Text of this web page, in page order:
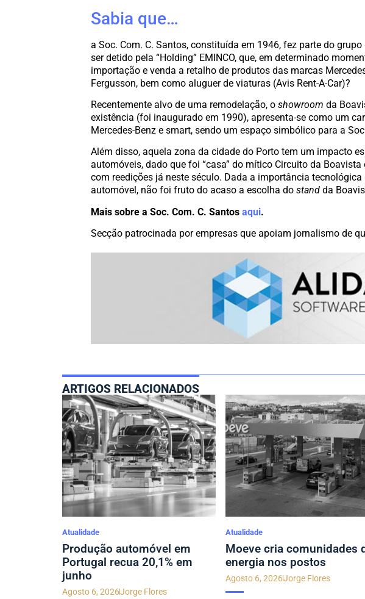
Sabia que…
a Soc. Com. C. Santos, constituída em 1946, fez parte do
ser detido pela “Holding” EMINCO, que, em determinado
importação e venda a retalho de produtos das marcas
Fergusson, bem como aluguer de viaturas (Avis Rent-A-Car)?
Recentemente alvo de uma remodelação, oshowroom da
existência (foi inaugurado em 1990), apresenta-se como um
Mercedes-Benz e smart, sendo um espaço simbólico para a
Além disso, aquela zona da cidade do Porto tem um impacto
automóveis, dado que foi “casa” do mítico Circuito da
com reedições já neste século. Dada a importância
automóvel, não foi fruto do acaso a escolha dostandda
Mais sobre a Soc. Com. C. Santosaqui.
Secção patrocinada por empresas que apoiam jornalismo de
ARTIGOS RELACIONADOS
Atualidade
Produção automóvel em
Portugal recua 20,1% em
junho
Agosto 6, 2026Jorge Flores
Atualidade
Moeve cria comunidades
energia nos postos
Agosto 6, 2026Jorge Flores